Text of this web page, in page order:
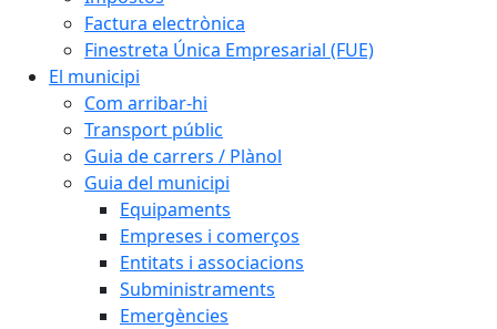
Factura electrònica
Finestreta Única Empresarial (FUE)
El municipi
Com arribar-hi
Transport públic
Guia de carrers / Plànol
Guia del municipi
Equipaments
Empreses i comerços
Entitats i associacions
Subministraments
Emergències